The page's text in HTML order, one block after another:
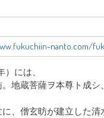
nanto.com/
には、
地蔵菩薩ヲ本尊ト成
、僧玄昉が建立した